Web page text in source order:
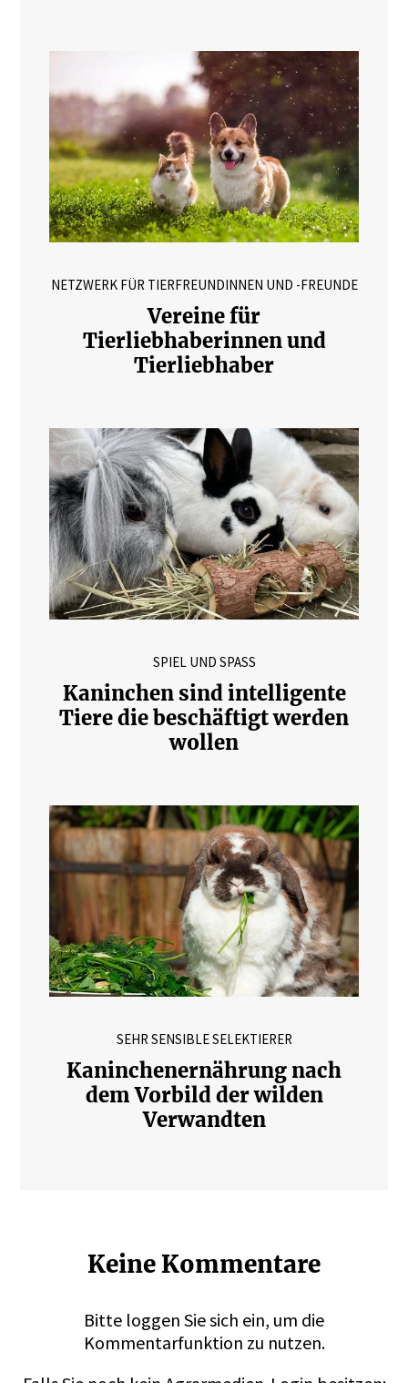
NETZWERK FÜR TIERFREUNDINNEN UND -FREUNDE
Vereine für
Tierliebhaberinnen und
Tierliebhaber
SPIEL UND SPASS
Kaninchen sind intelligente
Tiere die beschäftigt werden
wollen
SEHR SENSIBLE SELEKTIERER
Kaninchenernährung nach
dem Vorbild der wilden
Verwandten
Keine Kommentare
Bitte loggen Sie sich ein, um die
Kommentarfunktion zu nutzen.